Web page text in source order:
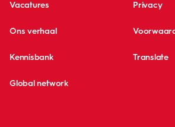
Vacatures Privacy
Ons verhaal
Kennisbank Translate
Global network